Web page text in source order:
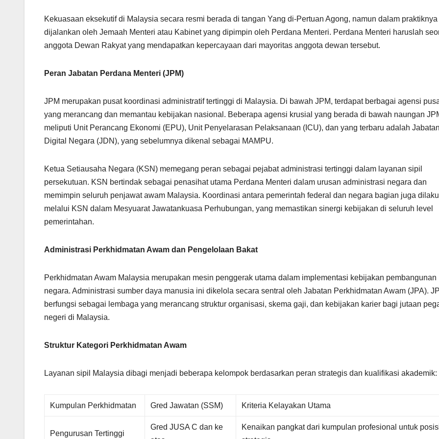
Kekuasaan eksekutif di Malaysia secara resmi berada di tangan Yang di-Pertuan Agong, namun dalam praktiknya
dijalankan oleh Jemaah Menteri atau Kabinet yang dipimpin oleh Perdana Menteri. Perdana Menteri haruslah
anggota Dewan Rakyat yang mendapatkan kepercayaan dari mayoritas anggota dewan tersebut.
Peran Jabatan Perdana Menteri (JPM)
JPM merupakan pusat koordinasi administratif tertinggi di Malaysia. Di bawah JPM, terdapat berbagai agensi
yang merancang dan memantau kebijakan nasional. Beberapa agensi krusial yang berada di bawah naungan
meliputi Unit Perancang Ekonomi (EPU), Unit Penyelarasan Pelaksanaan (ICU), dan yang terbaru adalah Jabatan
Digital Negara (JDN), yang sebelumnya dikenal sebagai MAMPU.
Ketua Setiausaha Negara (KSN) memegang peran sebagai pejabat administrasi tertinggi dalam layanan sipil
persekutuan. KSN bertindak sebagai penasihat utama Perdana Menteri dalam urusan administrasi negara dan
memimpin seluruh penjawat awam Malaysia. Koordinasi antara pemerintah federal dan negara bagian juga
melalui KSN dalam Mesyuarat Jawatankuasa Perhubungan, yang memastikan sinergi kebijakan di seluruh level
pemerintahan.
Administrasi Perkhidmatan Awam dan Pengelolaan Bakat
Perkhidmatan Awam Malaysia merupakan mesin penggerak utama dalam implementasi kebijakan pembangunan
negara. Administrasi sumber daya manusia ini dikelola secara sentral oleh Jabatan Perkhidmatan Awam (JPA).
berfungsi sebagai lembaga yang merancang struktur organisasi, skema gaji, dan kebijakan karier bagi jutaan
negeri di Malaysia.
Struktur Kategori Perkhidmatan Awam
Layanan sipil Malaysia dibagi menjadi beberapa kelompok berdasarkan peran strategis dan kualifikasi akademik:
Kumpulan Perkhidmatan Gred Jawatan (SSM) Kriteria Kelayakan Utama
Pengurusan Tertinggi
Gred JUSA C dan ke
Kenaikan pangkat dari kumpulan profesional untuk